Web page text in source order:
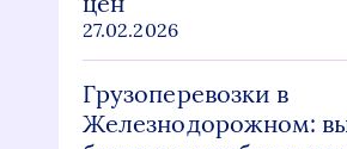
27.02.2026
Грузоперевозки в
Железнодорожном: